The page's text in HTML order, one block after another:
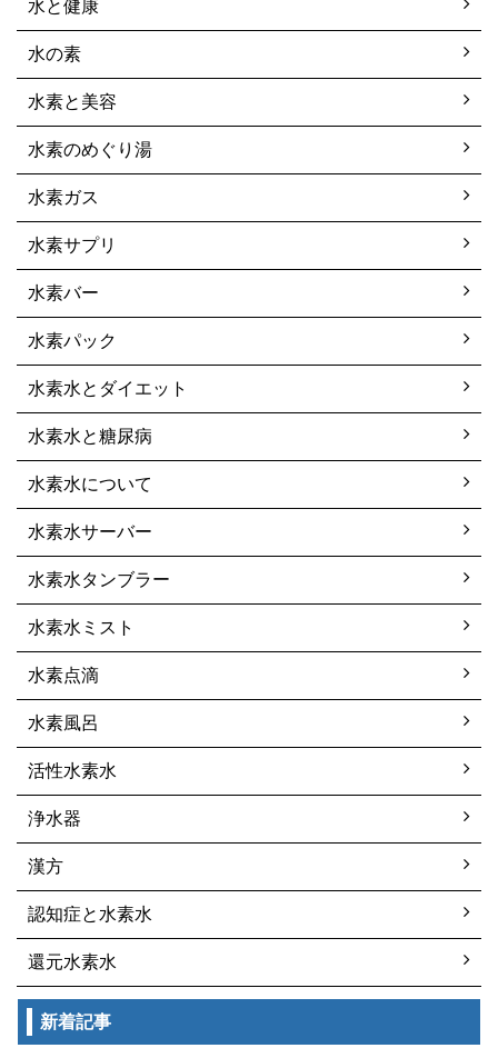
水と健康
水の素
水素と美容
水素のめぐり湯
水素ガス
水素サプリ
水素バー
水素パック
水素水とダイエット
水素水と糖尿病
水素水について
水素水サーバー
水素水タンブラー
水素水ミスト
水素点滴
水素風呂
活性水素水
浄水器
漢方
認知症と水素水
還元水素水
新着記事